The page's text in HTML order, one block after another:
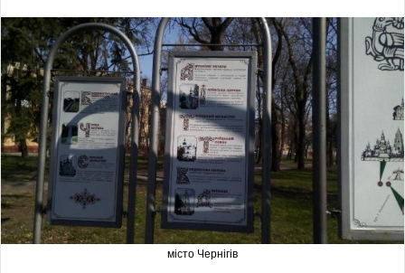
місто Чернігів